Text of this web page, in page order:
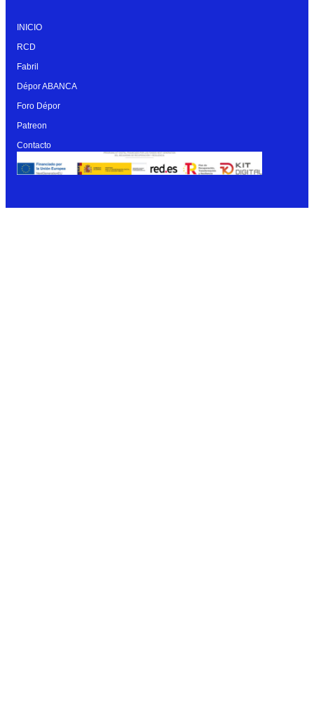
INICIO
RCD
Fabril
Dépor ABANCA
Foro Dépor
Patreon
Contacto